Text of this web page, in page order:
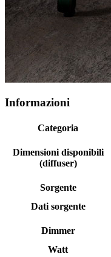
Informazioni
Categoria
Dimensioni disponibili
(diffuser)
Sorgente
Dati sorgente
Dimmer
Watt